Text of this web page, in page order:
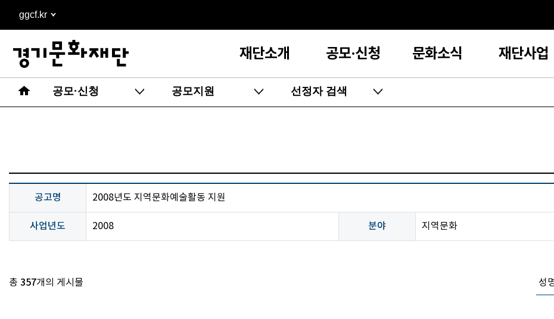
바로가기
ggcf.kr
재단소개 공모·신청 문화소식 재단사업
공모·신청 공모지원 선정자 검색
공고명 2008년도 지역문화예술활동 지원
사업년도 2008 분야 지역문화
총 357개의 게시물